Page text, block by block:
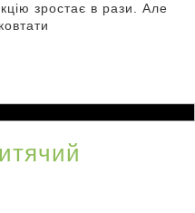
зростає в рази. Але